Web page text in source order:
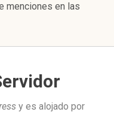
menciones en las
y es alojado por